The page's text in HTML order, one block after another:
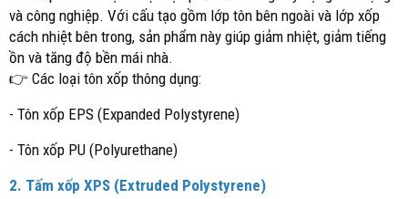
và công nghiệp. Với cấu tạo gồm lớp tôn bên ngoài và lớp xốp
cách nhiệt bên trong, sản phẩm này giúp giảm nhiệt, giảm tiếng
ồn và tăng độ bền mái nhà.
👉 Các loại tôn xốp thông dụng:
- Tôn xốp EPS (Expanded Polystyrene)
- Tôn xốp PU (Polyurethane)
2. Tấm xốp XPS (Extruded Polystyrene)